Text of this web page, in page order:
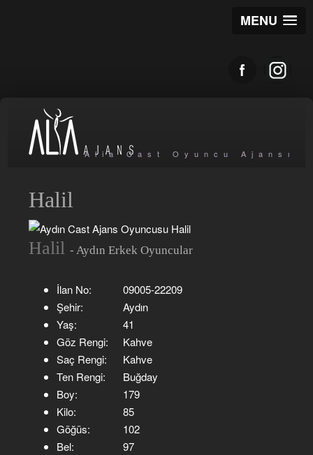
MENU
Alia Cast Oyuncu Ajansı
Halil
Halil- Aydın Erkek Oyuncular
İlan No:
09005-22209
Şehir:
Aydın
Yaş:
41
Göz Rengi:
Kahve
Saç Rengi:
Kahve
Ten Rengi:
Buğday
Boy:
179
Kilo:
85
Göğüs:
102
Bel:
97